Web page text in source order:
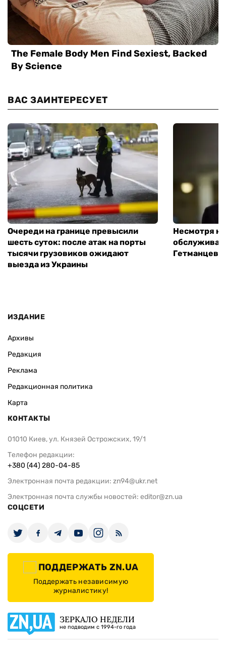
ВАС ЗАИНТЕРЕСУЕТ
Очереди на границе превысили
шесть суток: после атак на порты
тысячи грузовиков ожидают
выезда из Украины
Несмотря на
Гетманцев
ИЗДАНИЕ
Архивы
Редакция
Реклама
Редакционная политика
Карта
КОНТАКТЫ
01010 Киев, ул. Князей Острожских, 19/1
Телефон редакции:
+380 (44) 280-04-85
Электронная почта редакции: zn94@ukr.net
Электронная почта службы новостей: editor@zn.ua
СОЦСЕТИ
ПОДДЕРЖАТЬ ZN.UA
Поддержать независимую
журналистику!
ЗЕРКАЛО НЕДЕЛИ
не подводим с 1994-го года